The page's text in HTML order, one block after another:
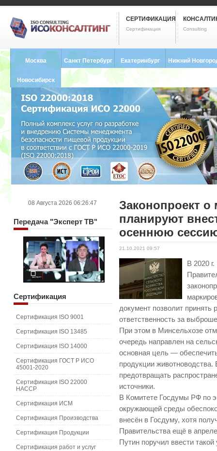
СЕРТИФИКАЦИЯ
Сертификация Consulting
Москва Санкт Петербург
8 (812) 748-2493
Екатеринбург
8 (343) 237-2593
Нижний
Новосибирск
8 (383) 227-8449
Законопроект
планируют
осеннюю
21.10.2021 09:57
В 2020
документ позволит принять
ответственность за
При этом в Минсельхозе
очередь направлен на
основная цель —
продукции животноводства.
предотвращать
источники.
В Комитете Госдумы РФ по
окружающей среды
внесён в Госдуму, хотя
Правительства ещё в
Путин поручил ввести
08 Августа 2026 06:26:47
Передача"Эксперт ТВ"
Сертификация
Сертификация ISO 9001
Сертификация ISO 13485
Сертификация ISO 14000
Сертификация ГОСТ Р ИСО
45001-2020
Сертификация ISO 22000
HACCP
Сертификация ИСМ
Сертификация Производства
Сертификация Продукции
Сертификация работ и услуг